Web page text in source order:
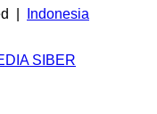
|
Indonesia
SIBER